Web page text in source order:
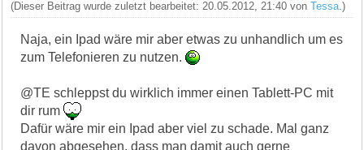
(Dieser Beitrag wurde zuletzt bearbeitet: 20.05.2012, 21:40 vonTessa .)
Naja, ein Ipad wäre mir aber etwas zu unhandlich um es
zum Telefonieren zu nutzen.
@TE schleppst du wirklich immer einen Tablett-PC mit
dir rum
Dafür wäre mir ein Ipad aber viel zu schade. Mal ganz
davon abgesehen, dass man damit auch gerne